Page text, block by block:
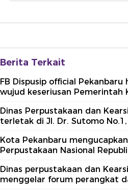
Berita Terkait
FB Dispusip official
wujud keseriusan Pemerintah
Dinas Perpustakaan dan
terletak di Jl. Dr. Sutomo No.1,
Kota Pekanbaru
Perpustakaan Nasional
Dinas perpustakaan dan
menggelar forum perangkat